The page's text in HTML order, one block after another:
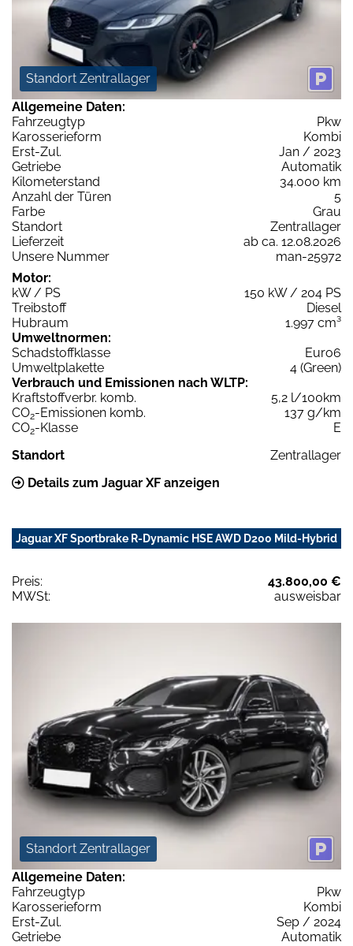
Standort Zentrallager
Allgemeine Daten:
Fahrzeugtyp
Pkw
Karosserieform
Kombi
Erst-Zul.
Jan / 2023
Getriebe
Automatik
Kilometerstand
34.000 km
Anzahl der Türen
5
Farbe
Grau
Standort
Zentrallager
Lieferzeit
ab ca. 12.08.2026
Unsere Nummer
man-25972
Motor:
kW / PS
150 kW / 204 PS
Treibstoff
Diesel
Hubraum
1.997 cm³
Umweltnormen:
Schadstoffklasse
Euro6
Umweltplakette
4 (Green)
Verbrauch und Emissionen nach WLTP:
Kraftstoffverbr. komb.
5,2 l/100km
CO2-Emissionen komb.
137 g/km
CO2-Klasse
E
Standort
Zentrallager
Details zum Jaguar XF anzeigen
Jaguar XF Sportbrake R-Dynamic HSE AWD D200 Mild-Hybrid
Preis:
43.800,00 €
MWSt:
ausweisbar
Standort Zentrallager
Allgemeine Daten:
Fahrzeugtyp
Pkw
Karosserieform
Kombi
Erst-Zul.
Sep / 2024
Getriebe
Automatik